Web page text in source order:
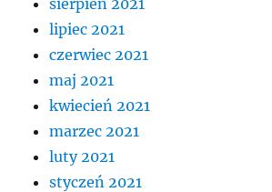
lipiec 2021
czerwiec 2021
maj 2021
kwiecień 2021
marzec 2021
luty 2021
styczeń 2021